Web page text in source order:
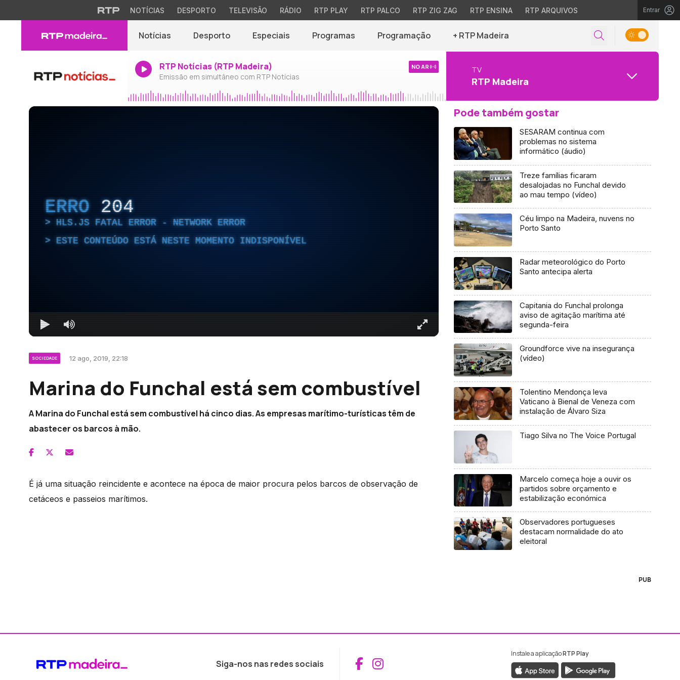
NOTÍCIAS DESPORTO TELEVISÃO RÁDIO RTP PLAY RTP PALCO RTP ZIG ZAG RTP ENSINA RTP ARQUIVOS Entrar
Notícias Desporto Especiais Programas Programação + RTP Madeira
RTP Notícias (RTP Madeira)
Emissão em simultâneo com RTP Notícias
NO AR TV
RTP Madeira
ERRO 204
HLS.JS FATAL ERROR - NETWORK ERROR
ESTE CONTEÚDO ESTÁ NESTE MOMENTO INDISPONÍVEL
SOCIEDADE 12 ago, 2019, 22:18
Marina do Funchal está sem combustível
A Marina do Funchal está sem combustível há cinco dias. As empresas marítimo-turísticas têm de
abastecer os barcos à mão.
É já uma situação reincidente e acontece na época de maior procura pelos barcos de observação de
cetáceos e passeios marítimos.
Pode também gostar
SESARAM continua com
problemas no sistema
informático (áudio)
Treze famílias ficaram
desalojadas no Funchal devido
ao mau tempo (vídeo)
Céu limpo na Madeira, nuvens no
Porto Santo
Radar meteorológico do Porto
Santo antecipa alerta
Capitania do Funchal prolonga
aviso de agitação marítima até
segunda-feira
Groundforce vive na insegurança
(vídeo)
Tolentino Mendonça leva
Vaticano à Bienal de Veneza com
instalação de Álvaro Siza
Tiago Silva no The Voice Portugal
Marcelo começa hoje a ouvir os
partidos sobre orçamento e
estabilização económica
Observadores portugueses
destacam normalidade do ato
eleitoral
PUB
Siga-nos nas redes sociais Aceder ao Facebook da RTP Madeira
Aceder ao Instagram da RTP Madeira
Instale a aplicaçãoRTP Play